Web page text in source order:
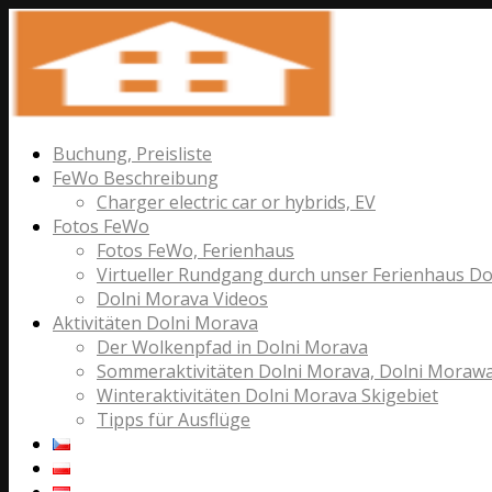
Buchung, Preisliste
FeWo Beschreibung
Charger electric car or hybrids, EV
Fotos FeWo
Fotos FeWo, Ferienhaus
Virtueller Rundgang durch unser Ferienhaus
Dolni Morava Videos
Aktivitäten Dolni Morava
Der Wolkenpfad in Dolni Morava
Sommeraktivitäten Dolni Morava, Dolni
Winteraktivitäten Dolni Morava Skigebiet
Tipps für Ausflüge